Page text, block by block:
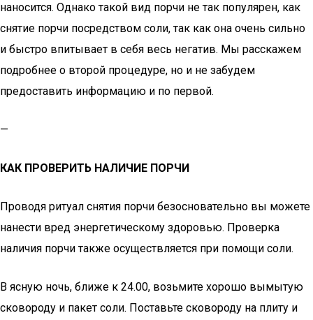
наносится. Однако такой вид порчи не так популярен, как
снятие порчи посредством соли, так как она очень сильно
и быстро впитывает в себя весь негатив. Мы расскажем
подробнее о второй процедуре, но и не забудем
предоставить информацию и по первой.
—
КАК ПРОВЕРИТЬ НАЛИЧИЕ ПОРЧИ
Проводя ритуал снятия порчи безосновательно вы можете
нанести вред энергетическому здоровью. Проверка
наличия порчи также осуществляется при помощи соли.
В ясную ночь, ближе к 24.00, возьмите хорошо вымытую
сковороду и пакет соли. Поставьте сковороду на плиту и